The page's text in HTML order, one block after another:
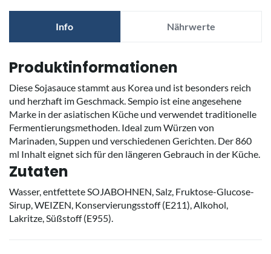
Info Nährwerte
Produktinformationen
Diese Sojasauce stammt aus Korea und ist besonders reich
und herzhaft im Geschmack. Sempio ist eine angesehene
Marke in der asiatischen Küche und verwendet traditionelle
Fermentierungsmethoden. Ideal zum Würzen von
Marinaden, Suppen und verschiedenen Gerichten. Der 860
ml Inhalt eignet sich für den längeren Gebrauch in der Küche.
Zutaten
Wasser, entfettete SOJABOHNEN, Salz, Fruktose-Glucose-
Sirup, WEIZEN, Konservierungsstoff (E211), Alkohol,
Lakritze, Süßstoff (E955).